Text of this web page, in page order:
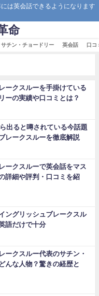
は英会話できるようになります
命
サチン・チョードリー 英会話 口コ
ークスルーを手掛けている
ーの実績や口コミとは？
出ると噂されている今話題
レークスルーを徹底解説
ークスルーで英会話をマス
詳細や評判・口コミを紹
ングリッシュブレークスル
語だけで十分
ークスルー代表のサチン・
んな人物？驚きの経歴と